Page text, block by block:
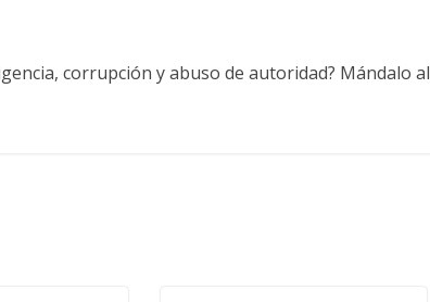
corrupción y abuso de autoridad? Mándalo al